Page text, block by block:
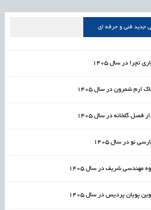
رسیدن مجوز ایجاد «سندباکس» به نهادهای توسعه‌ای و صنفی
جدید فنی و حرفه ای
در سال 1405
ارم شمرون در سال 1405
گلخانه در سال 1405
نو در سال 1405
شریف در سال 1405
پویان پردیس در سال 1405